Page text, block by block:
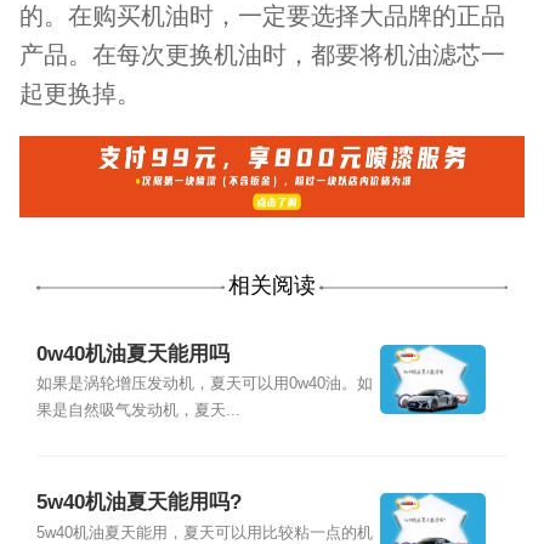
的。在购买机油时，一定要选择大品牌的正品
产品。在每次更换机油时，都要将机油滤芯一
起更换掉。
相关阅读
0w40机油夏天能用吗
如果是涡轮增压发动机，夏天可以用0w40油。如
果是自然吸气发动机，夏天...
5w40机油夏天能用吗?
5w40机油夏天能用，夏天可以用比较粘一点的机